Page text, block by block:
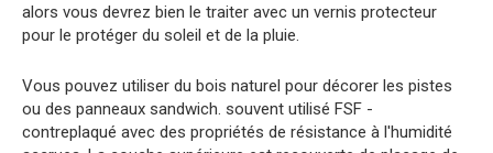
alors vous devrez bien le traiter avec un vernis protecteur
pour le protéger du soleil et de la pluie.
Vous pouvez utiliser du bois naturel pour décorer les pistes
ou des panneaux sandwich. souvent utilisé FSF -
contreplaqué avec des propriétés de résistance à l'humidité